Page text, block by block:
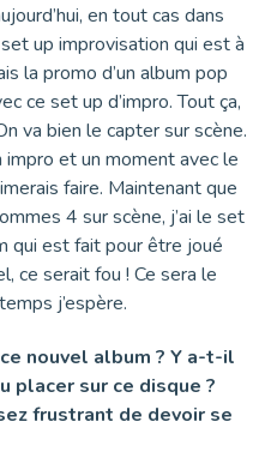
en tout cas dans
up improvisation qui est à
la promo d’un album pop
ce set up d’impro. Tout ça,
va bien le capter sur scène.
et un moment avec le
faire. Maintenant que
4 sur scène, j’ai le set
qui est fait pour être joué
ce serait fou ! Ce sera le
j’espère.
nouvel album ? Y a-t-il
placer sur ce disque ?
frustrant de devoir se